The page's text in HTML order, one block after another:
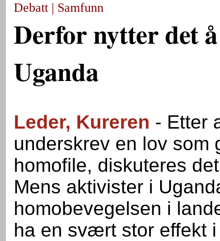
Debatt | Samfunn
Derfor nytter det
Uganda
Leder, Kureren - Etter
underskrev en lov som
homofile, diskuteres
Mens aktivister i
homobevegelsen i
ha en svært stor effekt i